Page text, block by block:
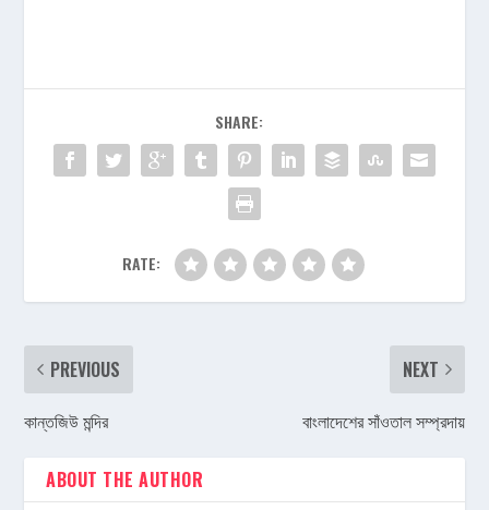
SHARE:
RATE:
PREVIOUS
কান্তজিউ মন্দির
NEXT
বাংলাদেশের সাঁওতাল সম্প্রদায়
ABOUT THE AUTHOR